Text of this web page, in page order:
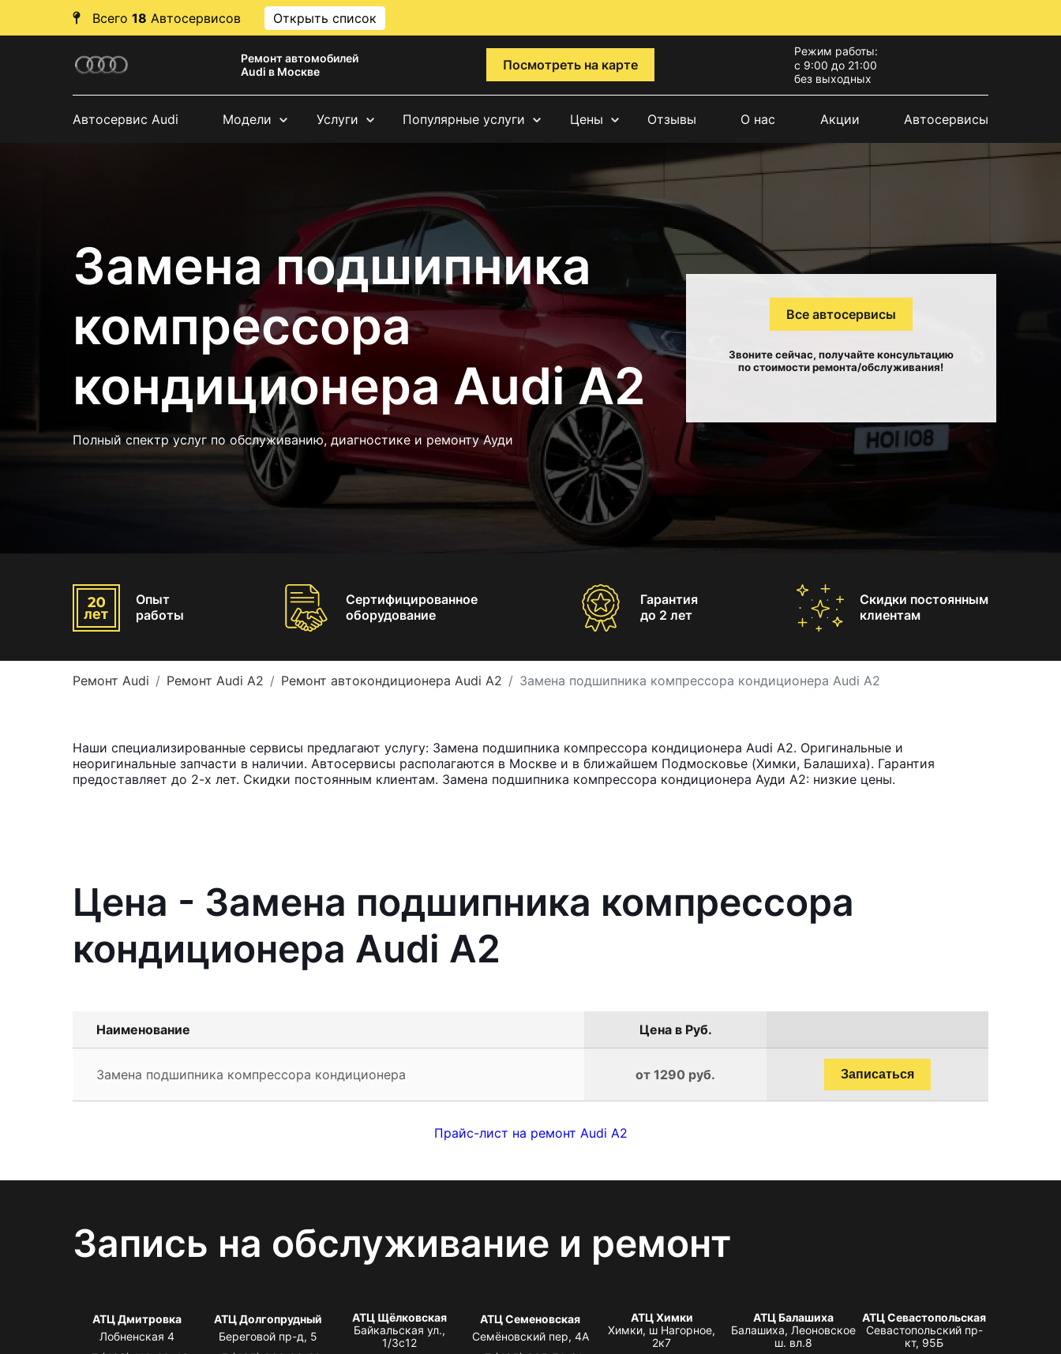
Всего 18 Автосервисов Открыть список
Ремонт автомобилей
Audi в Москве
Посмотреть на карте
Режим работы:
с 9:00 до 21:00
без выходных
Автосервис Audi Модели Услуги Популярные услуги Цены Отзывы О нас Акции Автосервисы
Замена подшипника
компрессора
кондиционера Audi A2
Полный спектр услуг по обслуживанию, диагностике и ремонту Ауди
Все автосервисы
Звоните сейчас, получайте консультацию
по стоимости ремонта/обслуживания!
Опыт
работы
Сертифицированное
оборудование
Гарантия
до 2 лет
Скидки постоянным
клиентам
Ремонт Audi Ремонт Audi A2 Ремонт автокондиционера Audi A2 Замена подшипника компрессора кондиционера Audi A2
Наши специализированные сервисы предлагают услугу: Замена подшипника компрессора кондиционера Audi A2. Оригинальные и
неоригинальные запчасти в наличии. Автосервисы располагаются в Москве и в ближайшем Подмосковье (Химки, Балашиха). Гарантия
предоставляет до 2-х лет. Скидки постоянным клиентам. Замена подшипника компрессора кондиционера Ауди А2: низкие цены.
Цена - Замена подшипника компрессора
кондиционера Audi A2
Наименование Цена в Руб.
Замена подшипника компрессора кондиционера от 1290 руб. Записаться
Прайс-лист на ремонт Audi A2
Запись на обслуживание и ремонт
АТЦ Дмитровка
Лобненская 4
АТЦ Долгопрудный
Береговой пр-д, 5
АТЦ Щёлковская
Байкальская ул.,
1/3с12
АТЦ Семеновская
Семёновский пер, 4А
АТЦ Химки
Химки, ш Нагорное,
2к7
АТЦ Балашиха
Балашиха, Леоновское
ш. вл.8
АТЦ Севастопольская
Севастопольский пр-
кт, 95Б